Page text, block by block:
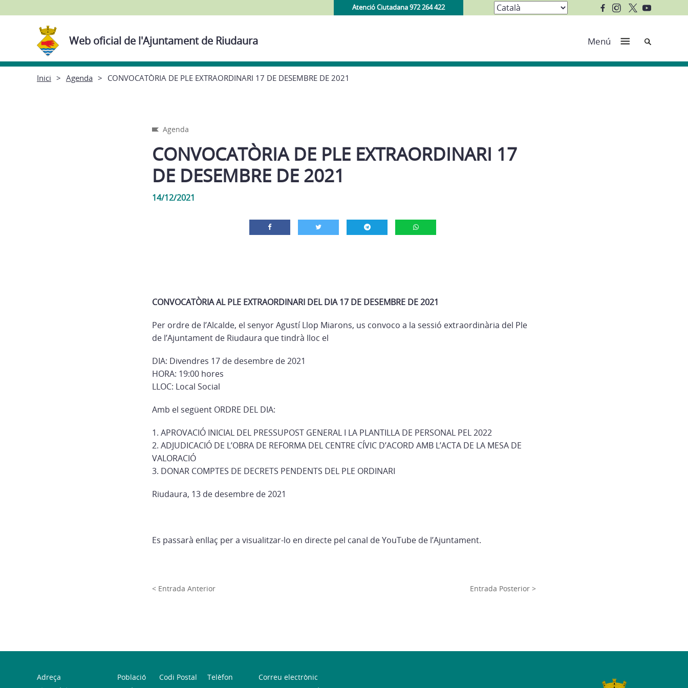
Atenció Ciutadana 972 264 422
Web oficial de l'Ajuntament de Riudaura Menú Cerca
Inici Agenda CONVOCATÒRIA DE PLE EXTRAORDINARI 17 DE DESEMBRE DE 2021
Agenda
CONVOCATÒRIA DE PLE EXTRAORDINARI 17
DE DESEMBRE DE 2021
14/12/2021
CONVOCATÒRIA AL PLE EXTRAORDINARI DEL DIA 17 DE DESEMBRE DE 2021
Per ordre de l’Alcalde, el senyor Agustí Llop Miarons, us convoco a la sessió extraordinària del Ple
de l’Ajuntament de Riudaura que tindrà lloc el
DIA: Divendres 17 de desembre de 2021
HORA: 19:00 hores
LLOC: Local Social
Amb el següent ORDRE DEL DIA:
1. APROVACIÓ INICIAL DEL PRESSUPOST GENERAL I LA PLANTILLA DE PERSONAL PEL 2022
2. ADJUDICACIÓ DE L’OBRA DE REFORMA DEL CENTRE CÍVIC D’ACORD AMB L’ACTA DE LA MESA DE
VALORACIÓ
3. DONAR COMPTES DE DECRETS PENDENTS DEL PLE ORDINARI
Riudaura, 13 de desembre de 2021
Es passarà enllaç per a visualitzar-lo en directe pel canal de YouTube de l’Ajuntament.
< Entrada Anterior Entrada Posterior >
Adreça
Població
Codi Postal
Telèfon
Correu electrònic